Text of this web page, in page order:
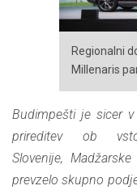
Regionalni
Millenaris
Budimpešti je sicer
prireditev ob
Slovenije,
prevzelo skupno